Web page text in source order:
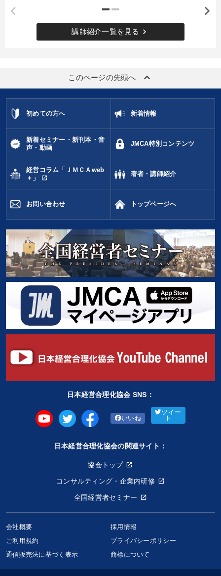
講師紹介一覧を見る keyboard_arrow_right
このページの先頭へ keyboard_arrow_up
初めての方へ 新着情報
新着セミナー・新刊本・音
声・動画
JMCA特別コンテンツ
経営コラム「ＪＭＣＡweb
＋」
open_in_new
著者・講師紹介
お問い合わせ トップページへ
日本経営合理化協会 SNS：
いいね
ツイー
ト
日本経営合理化協会の関連サイト：
協会トップ
コンサルティング・企業内研修
全国経営者セミナー
会社概要
採用情報
ご利用規約
プライバシーポリシー
通信販売法に基づく表示
商標について